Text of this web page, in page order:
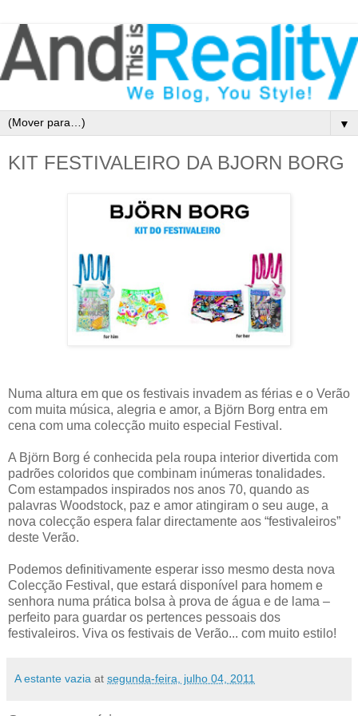
▼
KIT FESTIVALEIRO DA BJORN BORG
Numa altura em que os festivais invadem as férias e o Verão
com muita música, alegria e amor, a Björn Borg entra em
cena com uma colecção muito especial Festival.
A Björn Borg é conhecida pela roupa interior divertida com
padrões coloridos que combinam inúmeras tonalidades.
Com estampados inspirados nos anos 70, quando as
palavras Woodstock, paz e amor atingiram o seu auge, a
nova colecção espera falar directamente aos “festivaleiros”
deste Verão.
Podemos definitivamente esperar isso mesmo desta nova
Colecção Festival, que estará disponível para homem e
senhora numa prática bolsa à prova de água e de lama –
perfeito para guardar os pertences pessoais dos
festivaleiros. Viva os festivais de Verão... com muito estilo!
A estante vazia at segunda-feira, julho 04, 2011